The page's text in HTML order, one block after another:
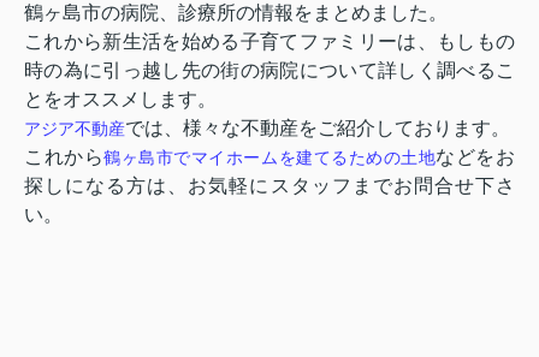
鶴ヶ島市の病院、診療所の情報をまとめました。
これから新生活を始める子育てファミリーは、もしもの
時の為に引っ越し先の街の病院について詳しく調べるこ
とをオススメします。
アジア不動産では、様々な不動産をご紹介しております。
これから鶴ヶ島市でマイホームを建てるための土地などをお
探しになる方は、お気軽にスタッフまでお問合せ下さ
い。